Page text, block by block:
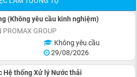
(Không yêu cầu kinh nghiệm)
PROMAX GROUP
Không yêu cầu
29/08/2026
Hệ thống Xử lý Nước thải